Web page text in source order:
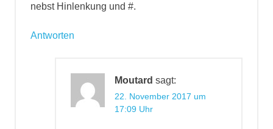
nebst Hinlenkung und #.
Antworten
Moutard sagt:
22. November 2017 um
17:09 Uhr